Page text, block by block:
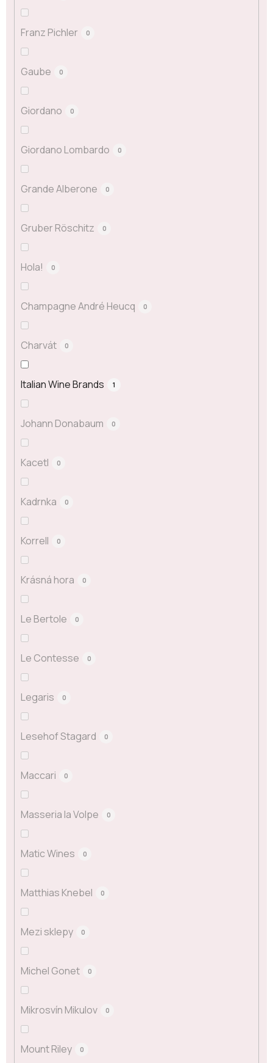
Franz Pichler 0
Gaube 0
Giordano 0
Giordano Lombardo 0
Grande Alberone 0
Gruber Röschitz 0
Hola! 0
Champagne André Heucq 0
Charvát 0
Italian Wine Brands 1
Johann Donabaum 0
Kacetl 0
Kadrnka 0
Korrell 0
Krásná hora 0
Le Bertole 0
Le Contesse 0
Legaris 0
Lesehof Stagard 0
Maccari 0
Masseria la Volpe 0
Matic Wines 0
Matthias Knebel 0
Mezi sklepy 0
Michel Gonet 0
Mikrosvín Mikulov 0
Mount Riley 0